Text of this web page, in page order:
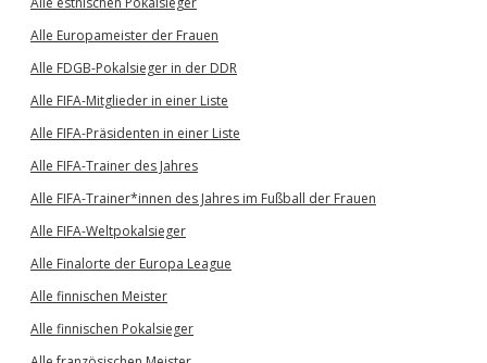
Alle Europameister der Frauen
Alle FDGB-Pokalsieger in der DDR
Alle FIFA-Mitglieder in einer Liste
Alle FIFA-Präsidenten in einer Liste
Alle FIFA-Trainer des Jahres
Alle FIFA-Trainer*innen des Jahres im Fußball der Frauen
Alle FIFA-Weltpokalsieger
Alle Finalorte der Europa League
Alle finnischen Meister
Alle finnischen Pokalsieger